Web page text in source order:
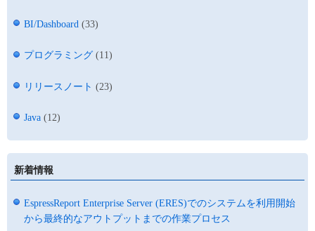
BI/Dashboard (33)
プログラミング (11)
リリースノート (23)
Java (12)
新着情報
EspressReport Enterprise Server (ERES)でのシステムを利用開始
から最終的なアウトプットまでの作業プロセス